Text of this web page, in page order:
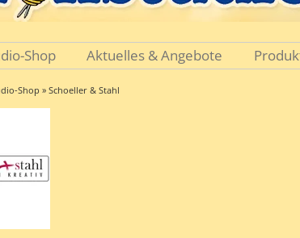
Shop Aktuelles & Angebote
Shop » Schoeller & Stahl